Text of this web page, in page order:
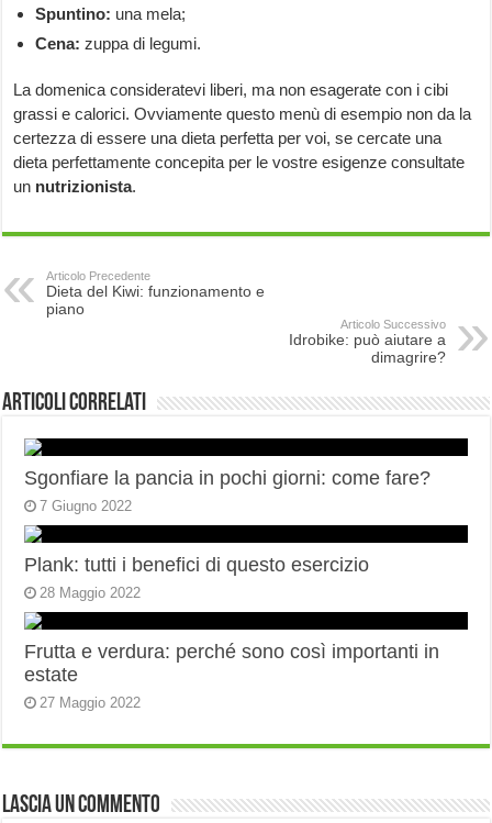
Spuntino: una mela;
Cena:zuppa di legumi.
La domenica consideratevi liberi, ma non esagerate con i cibi
grassi e calorici. Ovviamente questo menù di esempio non da la
certezza di essere una dieta perfetta per voi, se cercate una
dieta perfettamente concepita per le vostre esigenze consultate
un nutrizionista.
Articolo Precedente
Dieta del Kiwi: funzionamento e
piano
Articolo Successivo
Idrobike: può aiutare a
dimagrire?
Articoli correlati
Sgonfiare la pancia in pochi giorni: come fare?
7 Giugno 2022
Plank: tutti i benefici di questo esercizio
28 Maggio 2022
Frutta e verdura: perché sono così importanti in
estate
27 Maggio 2022
Lascia un commento